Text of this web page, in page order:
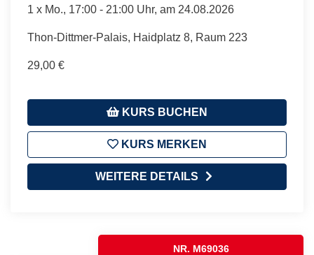
1 x Mo., 17:00 - 21:00 Uhr, am 24.08.2026
Thon-Dittmer-Palais, Haidplatz 8, Raum 223
29,00 €
KURS BUCHEN
KURS MERKEN
WEITERE DETAILS
NR. M69036